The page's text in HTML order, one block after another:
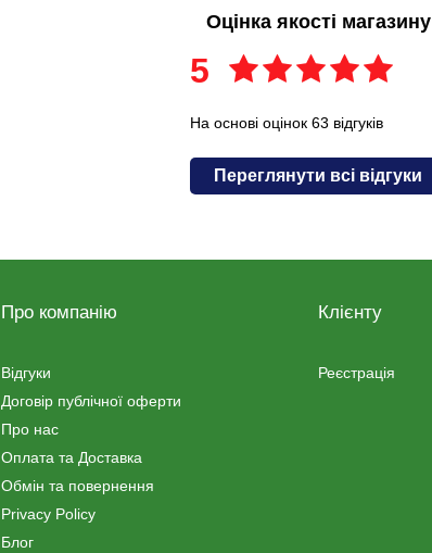
Оцінка якості магазину
5
На основі оцінок 63 відгуків
Переглянути всі відгуки
Про компанію
Відгуки
Договір публічної оферти
Про нас
Оплата та Доставка
Обмін та повернення
Privacy Policy
Блог
Клієнту
Реєстрація